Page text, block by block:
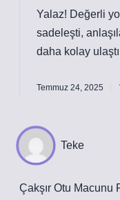
Yalaz! Değerli
sadeleşti,
daha kolay
Temmuz 24, 2025
Teke
Çakşır Otu Macunu